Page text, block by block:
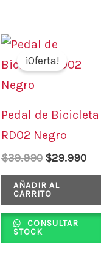
¡Oferta!
Pedal de Bicicleta
RD02 Negro
$39.990
El
precio
original
$29.990
AÑADIR AL
CARRITO
CONSULTAR
STOCK